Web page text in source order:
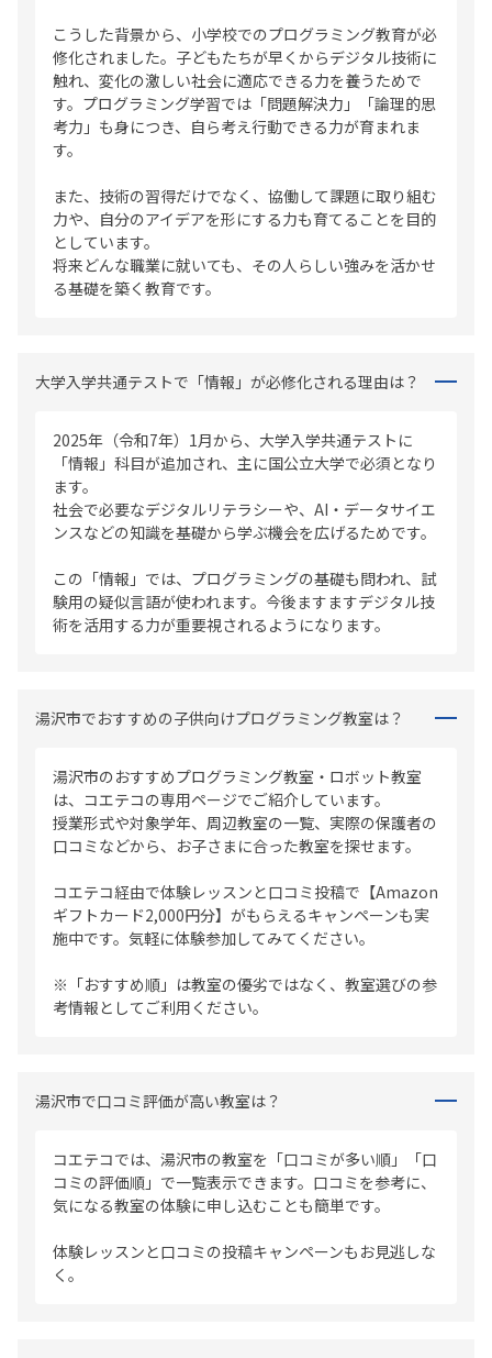
こうした背景から、小学校でのプログラミング教育が必
修化されました。子どもたちが早くからデジタル技術に
触れ、変化の激しい社会に適応できる力を養うためで
す。プログラミング学習では「問題解決力」「論理的思
考力」も身につき、自ら考え行動できる力が育まれま
す。
また、技術の習得だけでなく、協働して課題に取り組む
力や、自分のアイデアを形にする力も育てることを目的
としています。
将来どんな職業に就いても、その人らしい強みを活かせ
る基礎を築く教育です。
大学入学共通テストで「情報」が必修化される理由は？
2025年（令和7年）1月から、大学入学共通テストに
「情報」科目が追加され、主に国公立大学で必須となり
ます。
社会で必要なデジタルリテラシーや、AI・データサイエ
ンスなどの知識を基礎から学ぶ機会を広げるためです。
この「情報」では、プログラミングの基礎も問われ、試
験用の疑似言語が使われます。今後ますますデジタル技
術を活用する力が重要視されるようになります。
湯沢市でおすすめの子供向けプログラミング教室は？
湯沢市のおすすめプログラミング教室・ロボット教室
は、コエテコの専用ページでご紹介しています。
授業形式や対象学年、周辺教室の一覧、実際の保護者の
口コミなどから、お子さまに合った教室を探せます。
コエテコ経由で体験レッスンと口コミ投稿で【Amazon
ギフトカード2,000円分】がもらえるキャンペーンも実
施中です。気軽に体験参加してみてください。
※「おすすめ順」は教室の優劣ではなく、教室選びの参
考情報としてご利用ください。
湯沢市で口コミ評価が高い教室は？
コエテコでは、湯沢市の教室を「口コミが多い順」「口
コミの評価順」で一覧表示できます。口コミを参考に、
気になる教室の体験に申し込むことも簡単です。
体験レッスンと口コミの投稿キャンペーンもお見逃しな
く。